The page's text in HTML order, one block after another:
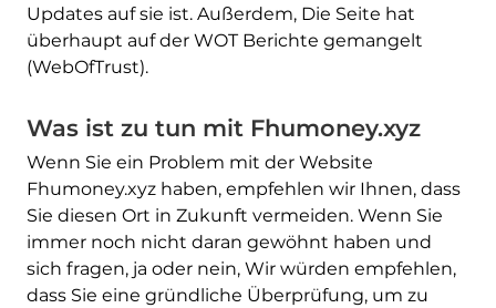
Updates auf sie ist. Außerdem, Die Seite hat
überhaupt auf der WOT Berichte gemangelt
(WebOfTrust).
Was ist zu tun mit Fhumoney.xyz
Wenn Sie ein Problem mit der Website
Fhumoney.xyz haben, empfehlen wir Ihnen, dass
Sie diesen Ort in Zukunft vermeiden. Wenn Sie
immer noch nicht daran gewöhnt haben und
sich fragen, ja oder nein, Wir würden empfehlen,
dass Sie eine gründliche Überprüfung, um zu